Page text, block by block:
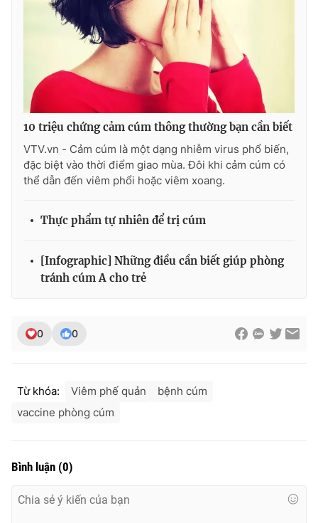
THỜI BÁO VTV
Theo dõi báo trên
Cơ quan chủ quản:Đài Truyền hình Việt Nam
Giấy phép hoạt động báo in và báo điện tử số 483/GP-BTTTT
Phó Tổng Biên tập:Nguyễn Thị Mỹ Hạnh, Phạm Quốc Thắng,
Ðiện thoại Thời báo VTV:
10 triệu chứng cảm cúm thông thường bạn cần biết
VTV.vn - Cảm cúm là một dạng nhiễm virus phổ biến,
đặc biệt vào thời điểm giao mùa. Đôi khi cảm cúm có
thể dẫn đến viêm phổi hoặc viêm xoang.
Thực phẩm tự nhiên để trị cúm
[Infographic] Những điều cần biết giúp phòng
tránh cúm A cho trẻ
0 0
Từ khóa: Viêm phế quản
bệnh cúm
vaccine phòng cúm
Bình luận (0)